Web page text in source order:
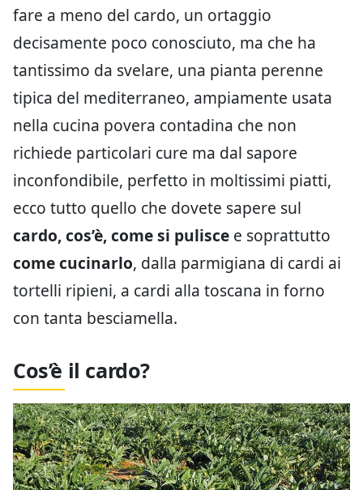
fare a meno del cardo, un ortaggio
decisamente poco conosciuto, ma che ha
tantissimo da svelare, una pianta perenne
tipica del mediterraneo, ampiamente usata
nella cucina povera contadina che non
richiede particolari cure ma dal sapore
inconfondibile, perfetto in moltissimi piatti,
ecco tutto quello che dovete sapere sul
cardo,cos’è, come si pulisce e soprattutto
come cucinarlo, dalla parmigiana di cardi ai
tortelli ripieni, a cardi alla toscana in forno
con tanta besciamella.
Cos’è il cardo?